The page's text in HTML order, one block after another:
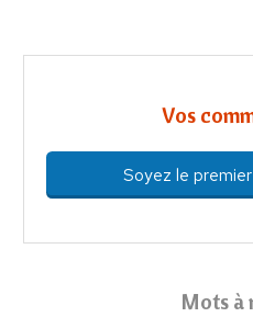
Vos
Soyez le
Mots à